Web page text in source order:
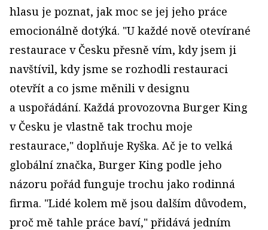
hlasu je poznat, jak moc se jej jeho práce
emocionálně dotýká. "U každé nově otevírané
restaurace v Česku přesně vím, kdy jsem ji
navštívil, kdy jsme se rozhodli restauraci
otevřít a co jsme měnili v designu
a uspořádání. Každá provozovna Burger King
v Česku je vlastně tak trochu moje
restaurace," doplňuje Ryška. Ač je to velká
globální značka, Burger King podle jeho
názoru pořád funguje trochu jako rodinná
firma. "Lidé kolem mě jsou dalším důvodem,
proč mě tahle práce baví," přidává jedním